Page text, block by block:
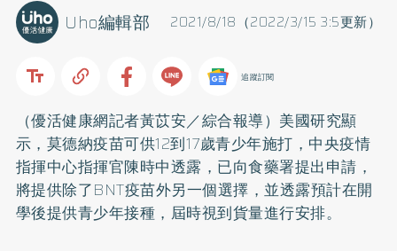
2021/8/18（2022/3/15 3:5更新）
Uho編輯部
追蹤訂閱
（優活健康網記者黃苡安／綜合報導）美國研究顯
示，莫德納疫苗可供12到17歲青少年施打，中央疫情
指揮中心指揮官陳時中透露，已向食藥署提出申請，
將提供除了BNT疫苗外另一個選擇，並透露預計在開
學後提供青少年接種，屆時視到貨量進行安排。